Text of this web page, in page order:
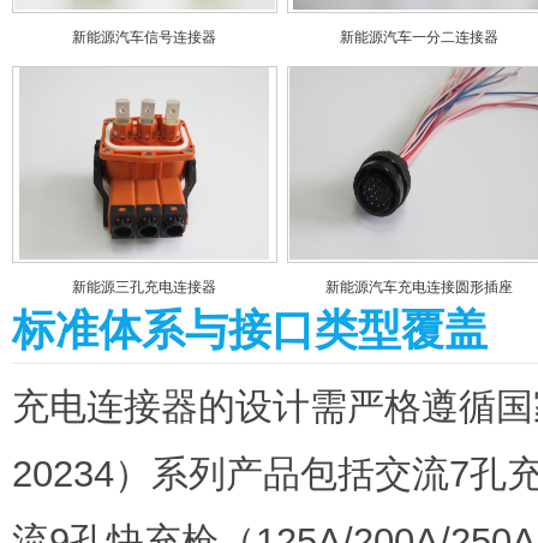
新能源汽车信号连接器 新能源汽车一分二连接器
新能源三孔充电连接器 新能源汽车充电连接圆形插座
标准体系与接口类型覆盖
充电连接器的设计需严格遵循
20234）系列产品包括交流7孔